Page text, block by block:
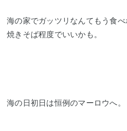
海の家でガッツリなんてもう食べ
焼きそば程度でいいかも。
海の日初日は恒例のマーロウへ。